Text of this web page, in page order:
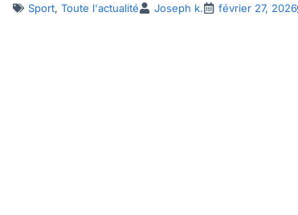
Sport, Toute l'actualité Joseph k. février 27, 2026